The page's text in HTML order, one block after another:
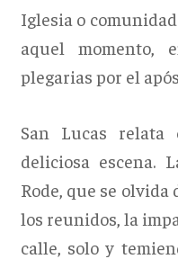
Iglesia o
aquel momento,
plegarias por el
San Lucas
deliciosa escena.
Rode, que se
los reunidos, la
calle, solo y